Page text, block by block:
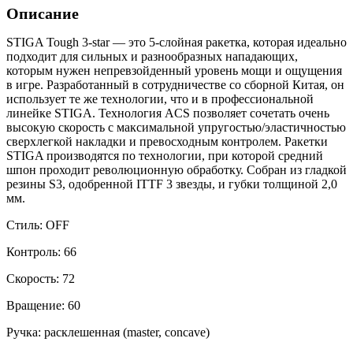
Описание
STIGA Tough 3-star — это 5-слойная ракетка, которая идеально
подходит для сильных и разнообразных нападающих,
которым нужен непревзойденный уровень мощи и ощущения
в игре. Разработанный в сотрудничестве со сборной Китая, он
использует те же технологии, что и в профессиональной
линейке STIGA. Технология ACS позволяет сочетать очень
высокую скорость с максимальной упругостью/эластичностью
сверхлегкой накладки и превосходным контролем. Ракетки
STIGA производятся по технологии, при которой средний
шпон проходит революционную обработку. Собран из гладкой
резины S3, одобренной ITTF 3 звезды, и губки толщиной 2,0
мм.
Стиль: OFF
Контроль: 66
Скорость: 72
Вращение: 60
Ручка: расклешенная (master, concave)